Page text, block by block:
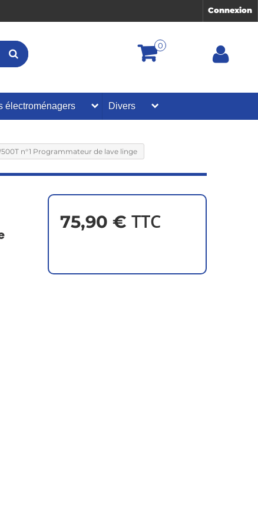
Connexion
0
électroménagers Divers
n°1 Programmateur de lave linge
75,90 € TTC